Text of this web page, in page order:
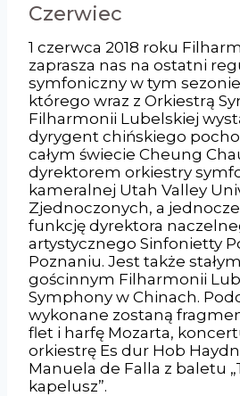
Czerwiec
1 czerwca 2018 roku
zaprasza nas na ostatni
symfoniczny w tym
którego wraz z Orkiestrą
Filharmonii Lubelskiej
dyrygent chińskiego
całym świecie Cheung
dyrektorem orkiestry
kameralnej Utah Valley
Zjednoczonych, a
funkcję dyrektora
artystycznego Sinfonietty
Poznaniu. Jest także
gościnnym Filharmonii
Symphony w Chinach.
wykonane zostaną
flet i harfę Mozarta,
orkiestrę Es dur Hob
Manuela de Falla z baletu
kapelusz”.